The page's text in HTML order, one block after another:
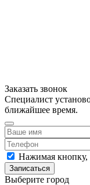
Заказать звонок
Специалист
ближайшее время.
Нажимая кнопку,
Записаться
Выберите город